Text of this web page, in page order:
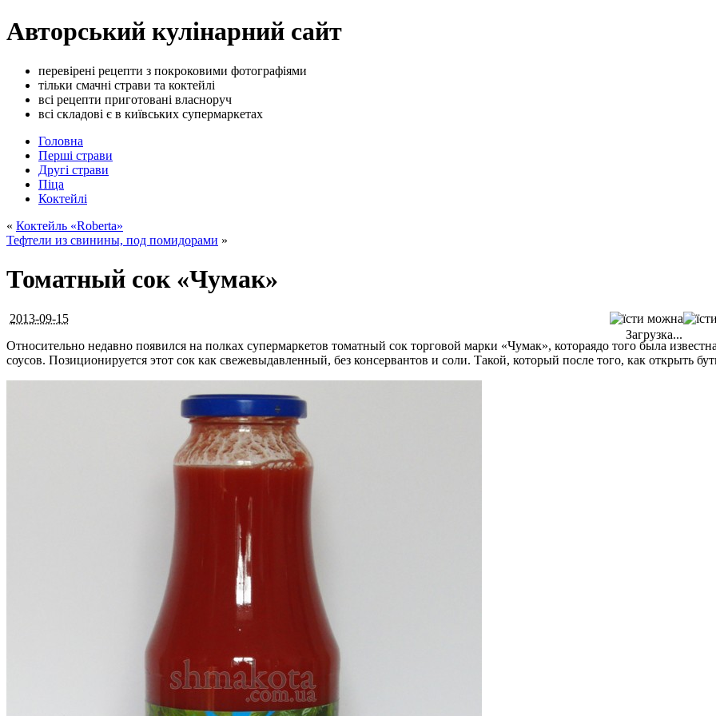
Авторський кулінарний сайт
перевірені рецепти з покроковими фотографіями
тільки смачні страви та коктейлі
всі рецепти приготовані власноруч
всі складові є в київських супермаркетах
Головна
Перші страви
Другі страви
Піца
Коктейлі
« Коктейль «Roberta»
Тефтели из свинины, под помидорами »
Томатный сок «Чумак»
2013-09-15
Загрузка...
Относительно недавно появился на полках супермаркетов томатный сок торговой марки «Чумак», котораядо того была
соусов. Позиционируется этот сок как свежевыдавленный, без консервантов и соли. Такой, который после того, как открыть